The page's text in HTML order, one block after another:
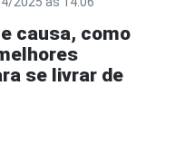
causa, como
se livrar de